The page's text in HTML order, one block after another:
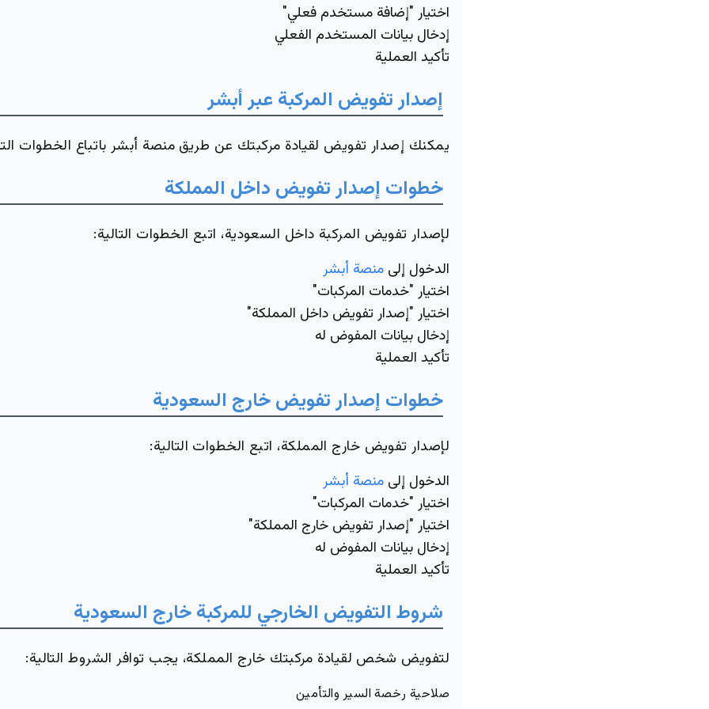
اختيار "إضافة مستخدم فعلي"
إدخال بيانات المستخدم الفعلي
تأكيد العملية
إصدار تفويض المركبة عبر أبشر
يمكنك إصدار تفويض لقيادة مركبتك عن طريق منصة أبشر باتباع الخطوات
خطوات إصدار تفويض داخل المملكة
لإصدار تفويض المركبة داخل السعودية، اتبع الخطوات التالية:
الدخول إلى منصة أبشر
اختيار "خدمات المركبات"
اختيار "إصدار تفويض داخل المملكة"
إدخال بيانات المفوض له
تأكيد العملية
خطوات إصدار تفويض خارج السعودية
لإصدار تفويض خارج المملكة، اتبع الخطوات التالية:
الدخول إلى منصة أبشر
اختيار "خدمات المركبات"
اختيار "إصدار تفويض خارج المملكة"
إدخال بيانات المفوض له
تأكيد العملية
شروط التفويض الخارجي للمركبة خارج السعودية
لتفويض شخص لقيادة مركبتك خارج المملكة، يجب توافر الشروط التالية:
صلاحية رخصة السير والتأمين